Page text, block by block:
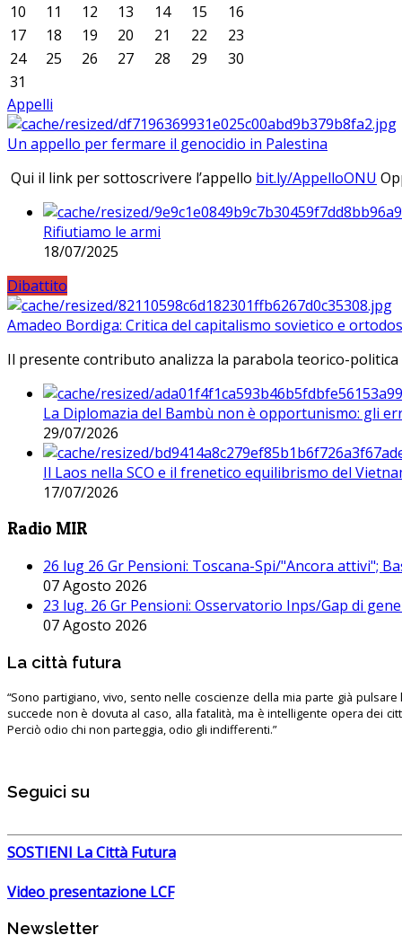
10
11 12 13 14 15
16
17
18 19 20 21 22
23
24
25 26 27 28 29
30
31
Appelli
Un appello per fermare il genocidio in Palestina
Qui il link per sottoscrivere l’appello bit.ly/AppelloONU
Rifiutiamo le armi
18/07/2025
Dibattito
Amadeo Bordiga: Critica del capitalismo sovietico e
Il presente contributo analizza la parabola teorico-
La Diplomazia del Bambù non è opportunismo: gli
29/07/2026
Il Laos nella SCO e il frenetico equilibrismo del
17/07/2026
Radio MIR
26 lug 26 Gr Pensioni: Toscana-Spi/"Ancora attivi";
07 Agosto 2026
23 lug. 26 Gr Pensioni: Osservatorio Inps/Gap di
07 Agosto 2026
La città futura
“Sono partigiano, vivo, sento nelle coscienze della mia parte già pulsare
succede non è dovuta al caso, alla fatalità, ma è intelligente opera dei
Perciò odio chi non parteggia, odio gli indifferenti.”
Seguici su
SOSTIENI La Città Futura
Video presentazione LCF
Newsletter